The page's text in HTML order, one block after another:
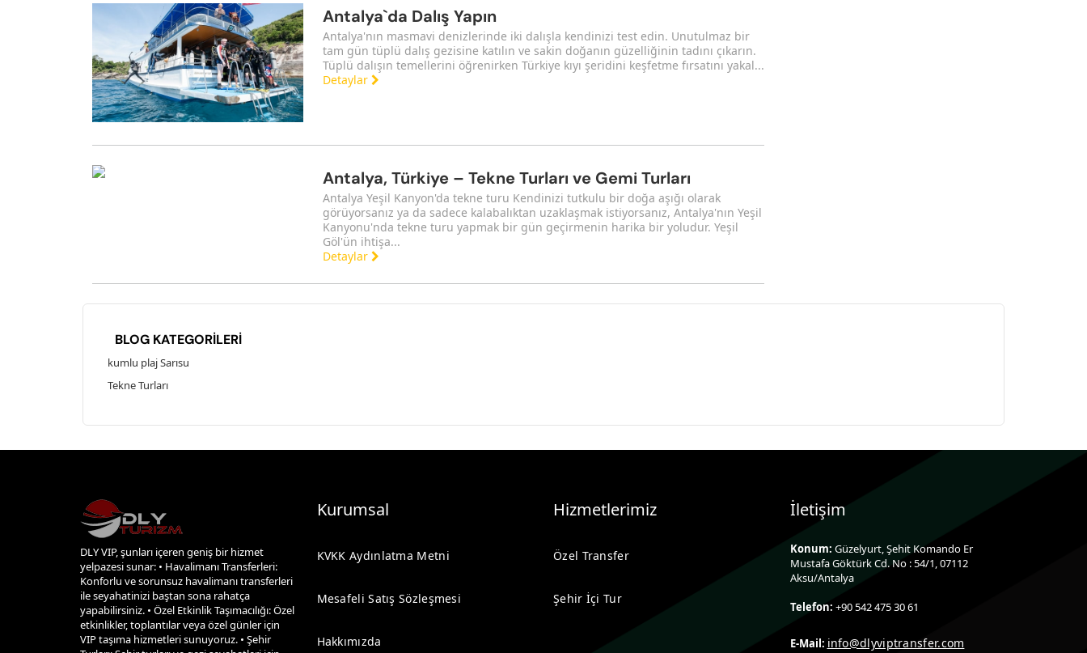
Antalya`da Dalış Yapın
Antalya'nın masmavi denizlerinde iki dalışla kendinizi test edin. Unutulmaz bir
tam gün tüplü dalış gezisine katılın ve sakin doğanın güzelliğinin tadını çıkarın.
Tüplü dalışın temellerini öğrenirken Türkiye kıyı şeridini keşfetme fırsatını yakal...
Detaylar
Antalya, Türkiye – Tekne Turları ve Gemi Turları
Antalya Yeşil Kanyon'da tekne turu Kendinizi tutkulu bir doğa aşığı olarak
görüyorsanız ya da sadece kalabalıktan uzaklaşmak istiyorsanız, Antalya'nın Yeşil
Kanyonu'nda tekne turu yapmak bir gün geçirmenin harika bir yoludur. Yeşil
Göl'ün ihtişa...
Detaylar
BLOG KATEGORİLERİ
kumlu plaj Sarısu
Tekne Turları
DLY VIP, şunları içeren geniş bir hizmet
yelpazesi sunar: • Havalimanı Transferleri:
Konforlu ve sorunsuz havalimanı transferleri
ile seyahatinizi baştan sona rahatça
yapabilirsiniz. • Özel Etkinlik Taşımacılığı: Özel
etkinlikler, toplantılar veya özel günler için
VIP taşıma hizmetleri sunuyoruz. • Şehir
Kurumsal
KVKK Aydınlatma Metni
Mesafeli Satış Sözleşmesi
Hakkımızda
Hizmetlerimiz
Özel Transfer
Şehir İçi Tur
İletişim
Konum: Güzelyurt, Şehit Komando Er
Mustafa Göktürk Cd. No : 54/1, 07112
Aksu/Antalya
Telefon: +90 542 475 30 61
E-Mail: info@dlyviptransfer.com